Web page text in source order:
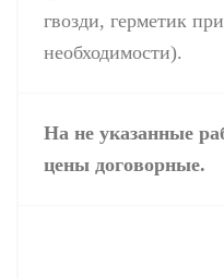
гвозди, герметик при
необходимости).
На не указанные
цены договорные.